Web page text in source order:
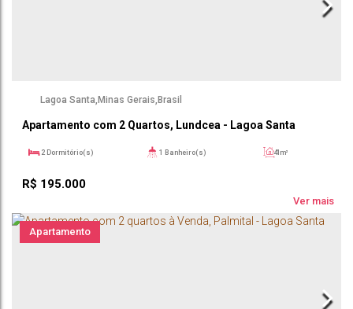
Apartamento com 2 Quartos, Lundcea - Lagoa Santa
R$ 195.000
Lagoa Santa Minas Gerais Brasil
2 Dormitório(s) 1 Banheiro(s)
41m²
Ver mais
Apartamento